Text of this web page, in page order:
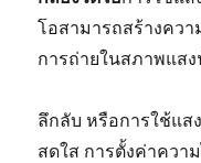
โอสามารถสร้างควา
การถ่ายในสภาพแส
ลึกลับ หรือการใช้แส
สดใส การตั้งค่าควา